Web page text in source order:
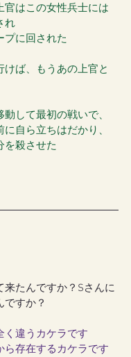
官はこの女性兵士には
れ
プに回された
けば、もうあの上官と
して最初の戦いで、
自ら立ちはだかり、
を殺させた
来たんですか？Sさんに
ですか？
く違うカケラです
ら存在するカケラです